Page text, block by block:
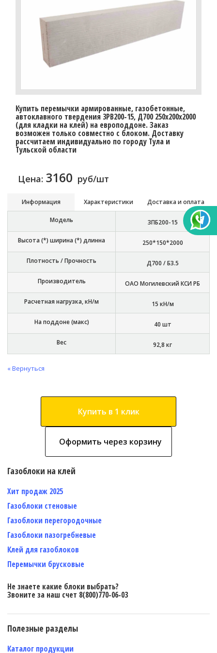
Купить перемычки армированные, газобетонные,
автоклавного твердения 3PB200-15, Д700 250х200х2000
(для кладки на клей) на европоддоне. Заказ
возможен только совместно с блоком. Доставку
расcчитаем индивидуально по городу Тула и
Тульской области
Цена: 3160 руб/шт
Информация Характеристики Доставка и оплата
Модель 3ПБ200-15
Высота (*) ширина (*) длинна 250*150*2000
Плотность / Прочность Д700 / Б3.5
Производитель ОАО Могилевский КСИ РБ
Расчетная нагрузка, кН/м 15 кН/м
На поддоне (макс) 40 шт
Вес 92,8 кг
« Вернуться
Купить в 1 клик
Оформить через корзину
Газоблоки на клей
Хит продаж 2025
Газоблоки стеновые
Газоблоки перегородочные
Газоблоки пазогребневые
Клей для газоблоков
Перемычки брусковые
Не знаете какие блоки выбрать?
Звоните за наш счет 8(800)770-06-03
Полезные разделы
Каталог продукции